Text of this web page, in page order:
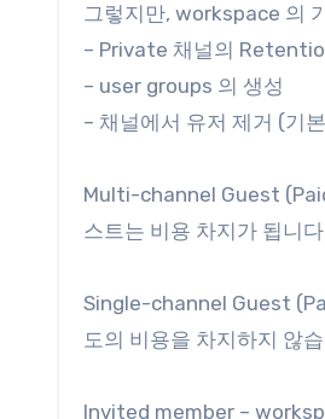
그렇지만, workspace 의
– Private 채널의
– user groups 의 생성
– 채널에서 유저 제거 (기
Multi-channel Guest
스트는 비용 차지가 됩니
Single-channel Guest
도의 비용을 차지하지 않
Invited member –